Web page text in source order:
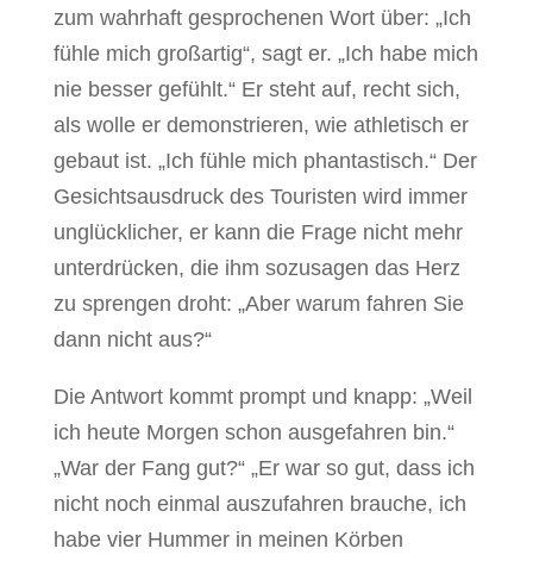
zum wahrhaft gesprochenen Wort über: „Ich
fühle mich großartig“, sagt er. „Ich habe mich
nie besser gefühlt.“ Er steht auf, recht sich,
als wolle er demonstrieren, wie athletisch er
gebaut ist. „Ich fühle mich phantastisch.“ Der
Gesichtsausdruck des Touristen wird immer
unglücklicher, er kann die Frage nicht mehr
unterdrücken, die ihm sozusagen das Herz
zu sprengen droht: „Aber warum fahren Sie
dann nicht aus?“
Die Antwort kommt prompt und knapp: „Weil
ich heute Morgen schon ausgefahren bin.“
„War der Fang gut?“ „Er war so gut, dass ich
nicht noch einmal auszufahren brauche, ich
habe vier Hummer in meinen Körben